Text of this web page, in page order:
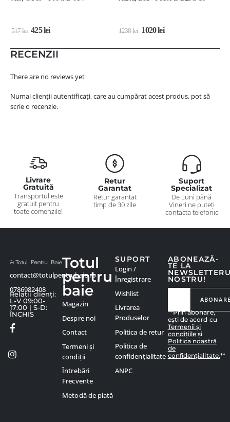
517lei 425lei 1238lei 1020lei
RECENZII
There are no reviews yet
Numai clienții autentificați, care au cumpărat acest produs, pot să
scrie o recenzie.
Livrare
Gratuită
Transportul este
gratuit pentru
toate comenzile!
Retur
Garantat
Retur garantat
timp de 30 zile
Suport
Specializat
De Luni până
Vineri ne puteți
contacta telefonic
contact@totulpentrubaie.ro
0786982408
Relatii clienți:
L-V 09:00-
17:00 | S-D:
ÎNCHIS
ABONEAZĂ-
TE LA
NOSTRU!
**Prin abonare,
ești de acord cu
Termenii și
condițiile și
Politica noastră
de
confidențialitate.**
Totul
pentru
baie
Magazin
Despre noi
Contact
Termeni și
condiții
Întrebări
Frecvente
Metodă de plată
SUPORT
Login /
Înregistrare
Wishlist
Livrarea
Produselor
Politica de retur
Politica de
confidențialitate
ANPC